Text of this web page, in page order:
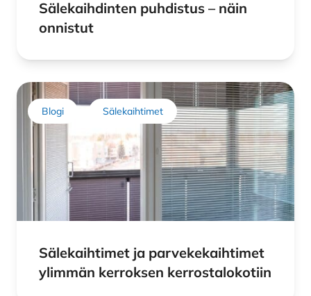
Sälekaihdinten puhdistus – näin
onnistut
Blogi Sälekaihtimet
Sälekaihtimet ja parvekekaihtimet
ylimmän kerroksen kerrostalokotiin